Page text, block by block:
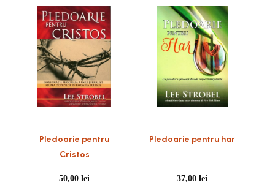
Pledoarie pentru
Cristos
50,00lei
Pledoarie pentru har
37,00lei